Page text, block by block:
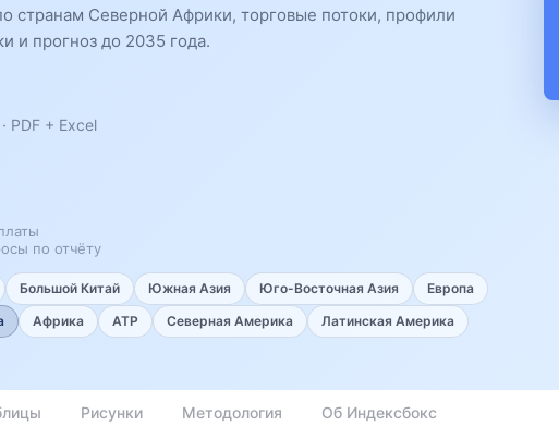
странам Северной Африки, торговые потоки, профили
и прогноз до 2035 года.
PDF + Excel
по отчёту
Большой Китай Южная Азия Юго-Восточная Азия
Европа
Африка АТР Северная Америка Латинская Америка
Рисунки Методология Об Индексбокс